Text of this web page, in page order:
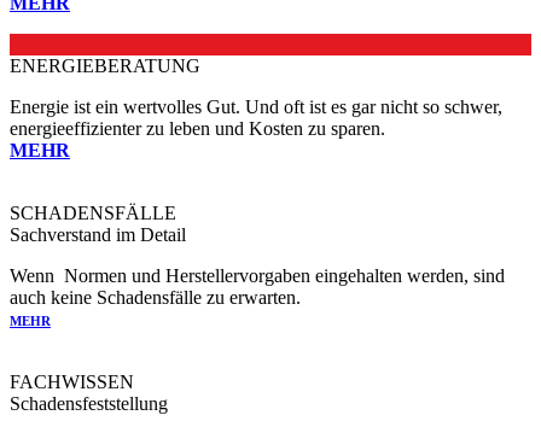
ENERGIEBERATUNG
Energie ist ein wertvolles Gut. Und oft ist es gar nicht so schwer,
energieeffizienter zu leben und Kosten zu sparen.
MEHR
SCHADENSFÄLLE
Sachverstand im Detail
Wenn Normen und Herstellervorgaben eingehalten werden, sind
auch keine Schadensfälle zu erwarten.
MEHR
FACHWISSEN
Schadensfeststellung